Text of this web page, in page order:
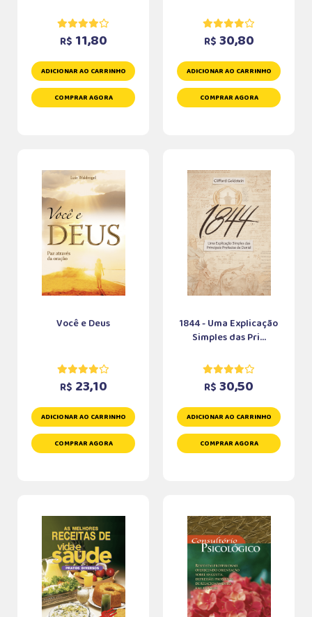
R$ 11,80
ADICIONAR AO CARRINHO
COMPRAR AGORA
R$ 30,80
ADICIONAR AO CARRINHO
COMPRAR AGORA
Você e Deus
R$ 23,10
ADICIONAR AO CARRINHO
COMPRAR AGORA
1844 - Uma Explicação
Simples das Pri...
R$ 30,50
ADICIONAR AO CARRINHO
COMPRAR AGORA